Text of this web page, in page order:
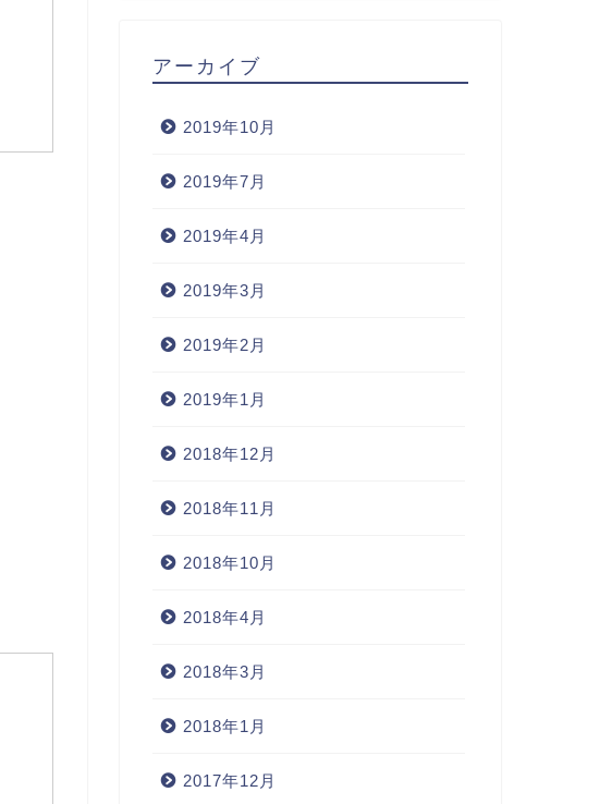
アーカイブ
2019年10月
2019年7月
2019年4月
2019年3月
2019年2月
2019年1月
2018年12月
2018年11月
2018年10月
2018年4月
2018年3月
2018年1月
2017年12月